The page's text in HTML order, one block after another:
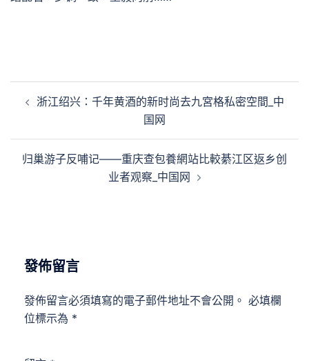
章
覽
浙江绍兴：千年黄酒的新时尚去九宮格私密空間_中
国网
归巢游子反哺记——重庆查包養網站比較綦江区返乡创
业者观察_中国网
發佈留言
發佈留言必須填寫的電子郵件地址不會公開。 必填欄
位標示為 *